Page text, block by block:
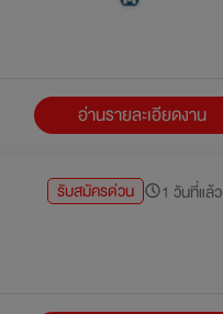
อ่านรายละเอียดงาน
รับสมัครด่วน 1 วันที่แล้ว